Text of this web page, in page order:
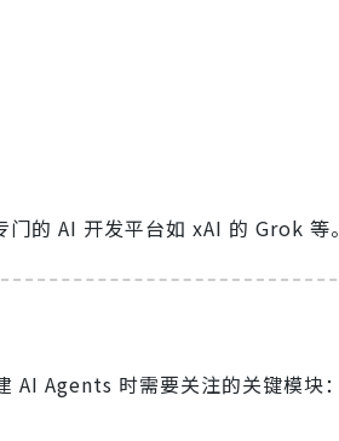
的 AI 开发平台如 xAI 的 Grok 等。
Agents 时需要关注的关键模块：